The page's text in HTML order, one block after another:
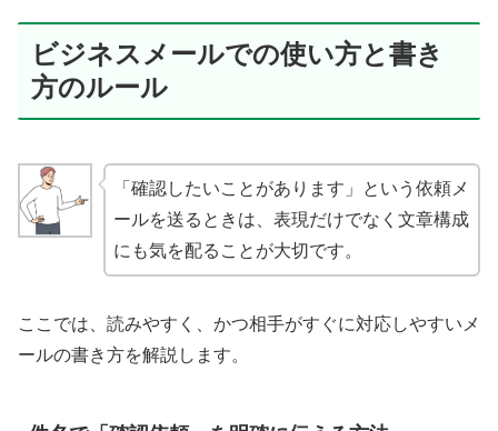
ビジネスメールでの使い方と書き
方のルール
「確認したいことがあります」という依頼メ
ールを送るときは、表現だけでなく文章構成
にも気を配ることが大切です。
ここでは、読みやすく、かつ相手がすぐに対応しやすいメ
ールの書き方を解説します。